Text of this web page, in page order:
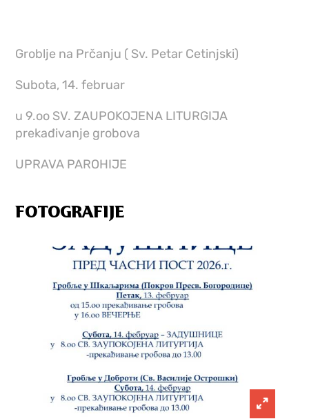
Groblje na Prčanju ( Sv. Petar Cetinjski)
Subota, 14. februar
u 9.oo SV. ZAUPOKOJENA LITURGIJA
prekađivanje grobova
UPRAVA PAROHIJE
FOTOGRAFIJE